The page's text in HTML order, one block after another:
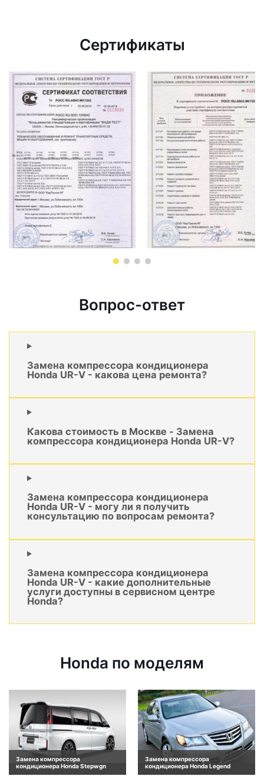
Сертификаты
Вопрос-ответ
Замена компрессора кондиционера
Honda UR-V - какова цена ремонта?
Какова стоимость в Москве - Замена
компрессора кондиционера Honda UR-V?
Замена компрессора кондиционера
Honda UR-V - могу ли я получить
консультацию по вопросам ремонта?
Замена компрессора кондиционера
Honda UR-V - какие дополнительные
услуги доступны в сервисном центре
Honda?
Honda по моделям
Замена компрессора
кондиционера Honda Stepwgn
Замена компрессора
кондиционера Honda Legend